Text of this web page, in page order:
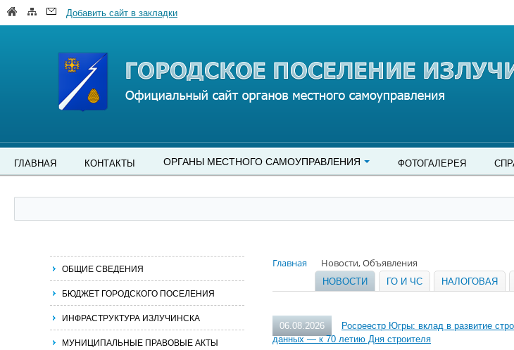
Добавить сайт в закладки
ГЛАВНАЯ КОНТАКТЫ ОРГАНЫ МЕСТНОГО САМОУПРАВЛЕНИЯ ФОТОГАЛЕРЕЯ
Главная Новости, Объявления
НОВОСТИ ГО И ЧС НАЛОГОВАЯ
06.08.2026
Росреестр Югры: вклад в развитие
данных — к 70 летию Дня строителя
ОБЩИЕ СВЕДЕНИЯ
БЮДЖЕТ ГОРОДСКОГО ПОСЕЛЕНИЯ
ИНФРАСТРУКТУРА ИЗЛУЧИНСКА
МУНИЦИПАЛЬНЫЕ ПРАВОВЫЕ АКТЫ